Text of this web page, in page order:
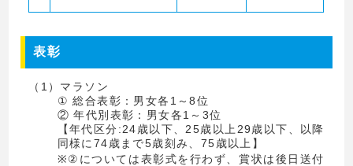
表彰
（1）マラソン
① 総合表彰：男女各1～8位
② 年代別表彰：男女各1～3位
【年代区分:24歳以下、25歳以上29歳以下、以降
同様に74歳まで5歳刻み、75歳以上】
※②については表彰式を行わず、賞状は後日送付